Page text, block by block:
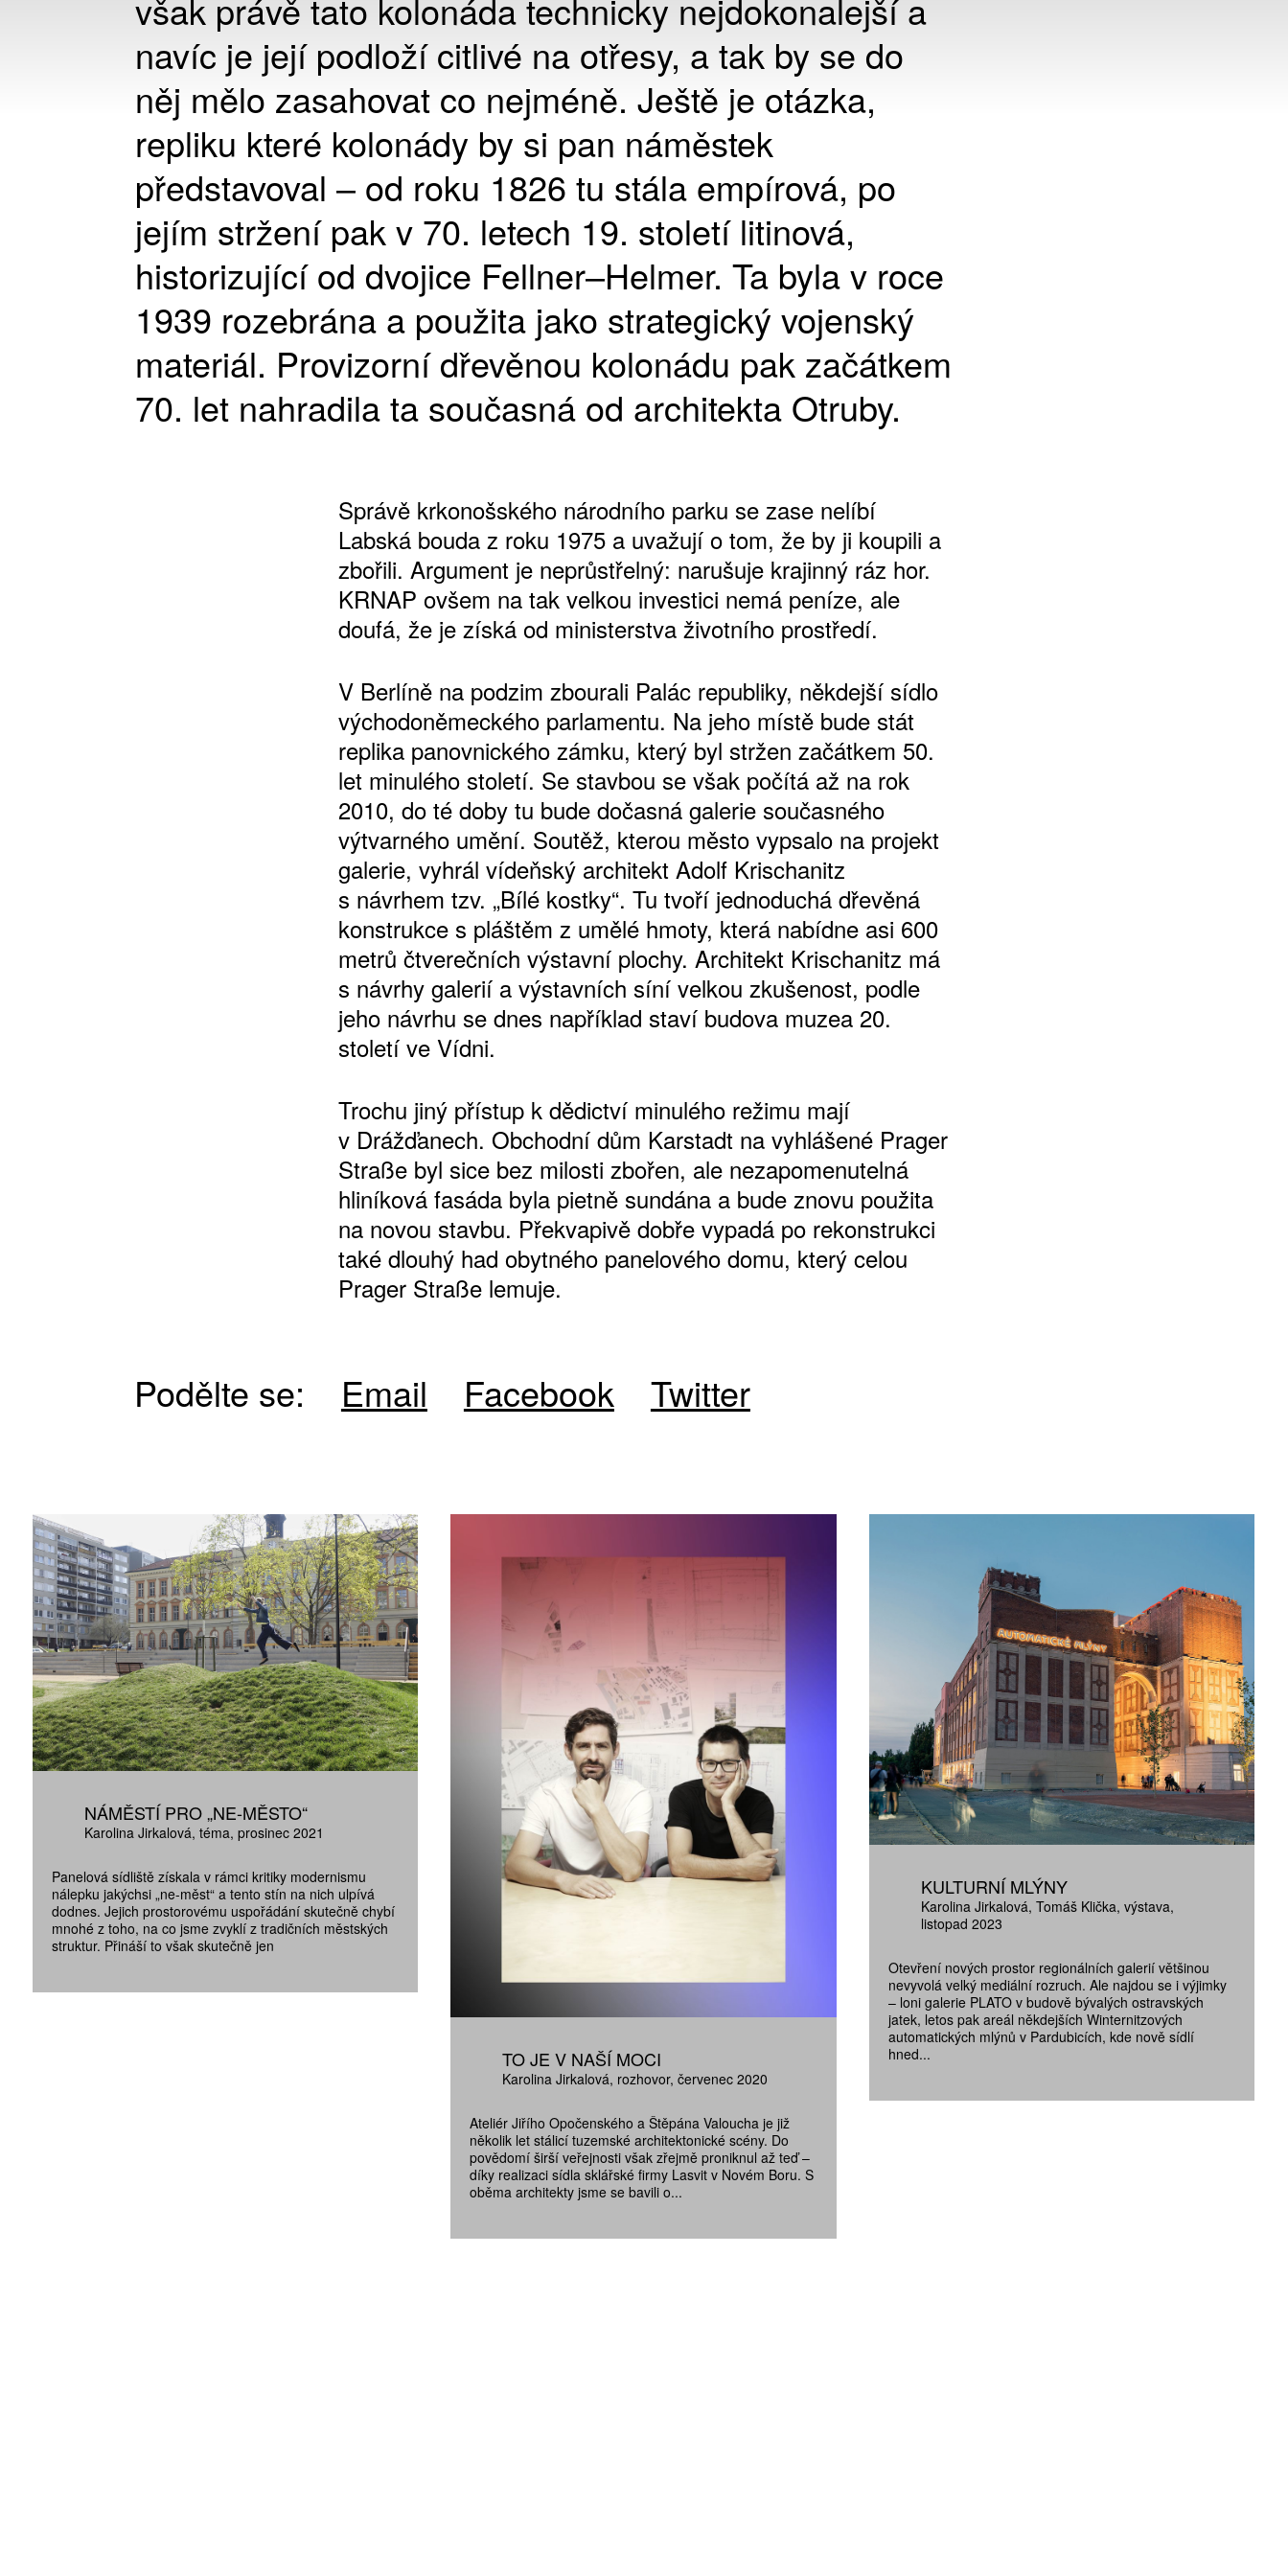
však právě tato kolonáda technicky nejdokonalejší a
navíc je její podloží citlivé na otřesy, a tak by se do
něj mělo zasahovat co nejméně. Ještě je otázka,
repliku které kolonády by si pan náměstek
představoval – od roku 1826 tu stála empírová, po
jejím stržení pak v 70. letech 19. století litinová,
historizující od dvojice Fellner–Helmer. Ta byla v roce
1939 rozebrána a použita jako strategický vojenský
materiál. Provizorní dřevěnou kolonádu pak začátkem
70. let nahradila ta současná od architekta Otruby.
Správě krkonošského národního parku se zase nelíbí
Labská bouda z roku 1975 a uvažují o tom, že by ji koupili a
zbořili. Argument je neprůstřelný: narušuje krajinný ráz hor.
KRNAP ovšem na tak velkou investici nemá peníze, ale
doufá, že je získá od ministerstva životního prostředí.
V Berlíně na podzim zbourali Palác republiky, někdejší sídlo
východoněmeckého parlamentu. Na jeho místě bude stát
replika panovnického zámku, který byl stržen začátkem 50.
let minulého století. Se stavbou se však počítá až na rok
2010, do té doby tu bude dočasná galerie současného
výtvarného umění. Soutěž, kterou město vypsalo na projekt
galerie, vyhrál vídeňský architekt Adolf Krischanitz
s návrhem tzv. „Bílé kostky“. Tu tvoří jednoduchá dřevěná
konstrukce s pláštěm z umělé hmoty, která nabídne asi 600
metrů čtverečních výstavní plochy. Architekt Krischanitz má
s návrhy galerií a výstavních síní velkou zkušenost, podle
jeho návrhu se dnes například staví budova muzea 20.
století ve Vídni.
Trochu jiný přístup k dědictví minulého režimu mají
v Drážďanech. Obchodní dům Karstadt na vyhlášené Prager
Straße byl sice bez milosti zbořen, ale nezapomenutelná
hliníková fasáda byla pietně sundána a bude znovu použita
na novou stavbu. Překvapivě dobře vypadá po rekonstrukci
také dlouhý had obytného panelového domu, který celou
Prager Straße lemuje.
Podělte se: Email Facebook Twitter
NÁMĚSTÍ PRO „NE-MĚSTO“
Karolina Jirkalová téma prosinec 2021
Panelová sídliště získala v rámci kritiky modernismu
nálepku jakýchsi „ne-měst“ a tento stín na nich ulpívá
dodnes. Jejich prostorovému uspořádání skutečně chybí
mnohé z toho, na co jsme zvyklí z tradičních městských
struktur. Přináší to však skutečně jen
TO JE V NAŠÍ MOCI
Karolina Jirkalová rozhovor červenec 2020
Ateliér Jiřího Opočenského a Štěpána Valoucha je již
několik let stálicí tuzemské architektonické scény. Do
povědomí širší veřejnosti však zřejmě proniknul až teď –
díky realizaci sídla sklářské firmy Lasvit v Novém Boru. S
oběma architekty jsme se bavili o...
KULTURNÍ MLÝNY
Karolina Jirkalová Tomáš Klička výstava
listopad 2023
Otevření nových prostor regionálních galerií většinou
nevyvolá velký mediální rozruch. Ale najdou se i výjimky
– loni galerie PLATO v budově bývalých ostravských
jatek, letos pak areál někdejších Winternitzových
automatických mlýnů v Pardubicích, kde nově sídlí
hned...
ROČNÍ PŘEDPLATNÉ
10 TIŠTĚNÝCH ČÍSEL
365 DNÍ ONLINE VERZE
KOUPIT PŘEDPLATNÉ